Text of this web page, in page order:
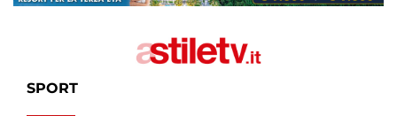
SPORT